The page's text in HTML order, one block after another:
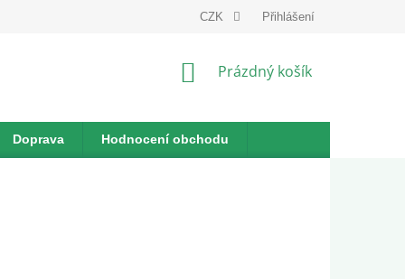
CZK Přihlášení
NÁKUPNÍ
Prázdný košík
Doprava Hodnocení obchodu